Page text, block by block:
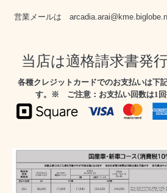
営業メールは
当店は適格請求書発
各種クレジットカードでのお支払いは下
す。※ ご注意：お支払い回数は1